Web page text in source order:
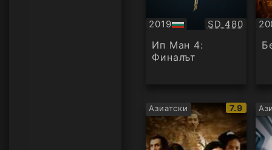
2019
БГ
аудио
Качество:
SD 480
Ип Ман 4:
Финалът
Азиатски
IMDb
рейтинг:
7.9